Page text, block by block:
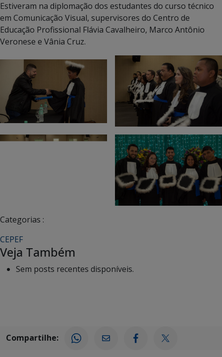
Estiveram na diplomação dos estudantes do curso técnico
em Comunicação Visual, supervisores do Centro de
Educação Profissional Flávia Cavalheiro, Marco Antônio
Veronese e Vânia Cruz.
Categorias :
CEPEF
Veja Também
Sem posts recentes disponíveis.
Compartilhe: